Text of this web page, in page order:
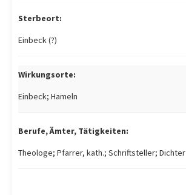
Sterbeort:
Einbeck (?)
Wirkungsorte:
Einbeck; Hameln
Berufe, Ämter, Tätigkeiten:
Theologe; Pfarrer, kath.; Schriftsteller; Dichter